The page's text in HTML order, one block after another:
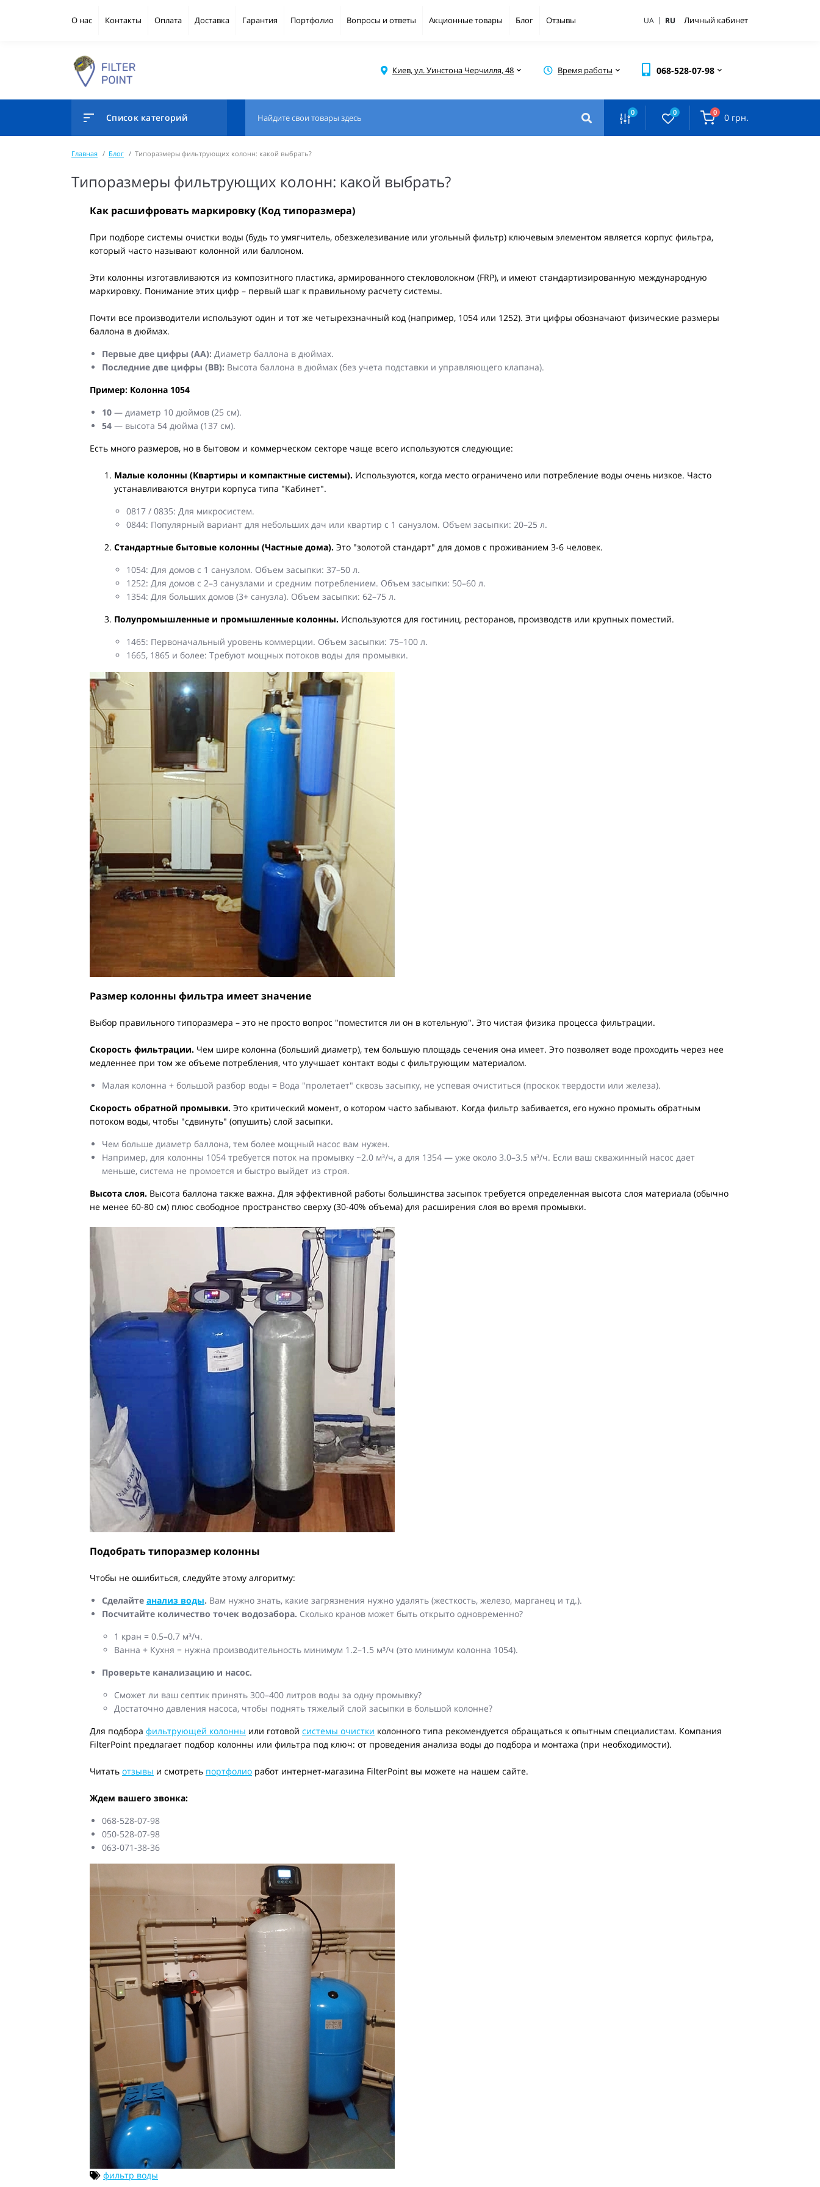
О нас Контакты Оплата Доставка Гарантия Портфолио Вопросы и ответы Акционные товары Блог Отзывы UA | RU Личный кабинет
Киев, ул. Уинстона Черчилля, 48 Время работы 068-528-07-98
Список категорий 0 0 0 0 грн.
Главная Блог Типоразмеры фильтрующих колонн: какой выбрать?
Типоразмеры фильтрующих колонн: какой выбрать?
Как расшифровать маркировку (Код типоразмера)
При подборе системы очистки воды (будь то умягчитель, обезжелезивание или угольный фильтр) ключевым элементом является корпус фильтра,
который часто называют колонной или баллоном.
Эти колонны изготавливаются из композитного пластика, армированного стекловолокном (FRP), и имеют стандартизированную международную
маркировку. Понимание этих цифр – первый шаг к правильному расчету системы.
Почти все производители используют один и тот же четырехзначный код (например, 1054 или 1252). Эти цифры обозначают физические размеры
баллона в дюймах.
Первые две цифры (AA): Диаметр баллона в дюймах.
Последние две цифры (BB): Высота баллона в дюймах (без учета подставки и управляющего клапана).
Пример: Колонна 1054
10 — диаметр 10 дюймов (25 см).
54 — высота 54 дюйма (137 см).
Есть много размеров, но в бытовом и коммерческом секторе чаще всего используются следующие:
Малые колонны (Квартиры и компактные системы). Используются, когда место ограничено или потребление воды очень низкое. Часто
устанавливаются внутри корпуса типа "Кабинет".
0817 / 0835: Для микросистем.
0844: Популярный вариант для небольших дач или квартир с 1 санузлом. Объем засыпки: 20–25 л.
Стандартные бытовые колонны (Частные дома). Это "золотой стандарт" для домов с проживанием 3-6 человек.
1054: Для домов с 1 санузлом. Объем засыпки: 37–50 л.
1252: Для домов с 2–3 санузлами и средним потреблением. Объем засыпки: 50–60 л.
1354: Для больших домов (3+ санузла). Объем засыпки: 62–75 л.
Полупромышленные и промышленные колонны. Используются для гостиниц, ресторанов, производств или крупных поместий.
1465: Первоначальный уровень коммерции. Объем засыпки: 75–100 л.
1665, 1865 и более: Требуют мощных потоков воды для промывки.
Размер колонны фильтра имеет значение
Выбор правильного типоразмера – это не просто вопрос "поместится ли он в котельную". Это чистая физика процесса фильтрации.
Скорость фильтрации. Чем шире колонна (больший диаметр), тем большую площадь сечения она имеет. Это позволяет воде проходить через нее
медленнее при том же объеме потребления, что улучшает контакт воды с фильтрующим материалом.
Малая колонна + большой разбор воды = Вода "пролетает" сквозь засыпку, не успевая очиститься (проскок твердости или железа).
Скорость обратной промывки. Это критический момент, о котором часто забывают. Когда фильтр забивается, его нужно промыть обратным
потоком воды, чтобы "сдвинуть" (опушить) слой засыпки.
Чем больше диаметр баллона, тем более мощный насос вам нужен.
Например, для колонны 1054 требуется поток на промывку ~2.0 м³/ч, а для 1354 — уже около 3.0–3.5 м³/ч. Если ваш скважинный насос дает
меньше, система не промоется и быстро выйдет из строя.
Высота слоя. Высота баллона также важна. Для эффективной работы большинства засыпок требуется определенная высота слоя материала (обычно
не менее 60-80 см) плюс свободное пространство сверху (30-40% объема) для расширения слоя во время промывки.
Подобрать типоразмер колонны
Чтобы не ошибиться, следуйте этому алгоритму:
Сделайте анализ воды. Вам нужно знать, какие загрязнения нужно удалять (жесткость, железо, марганец и тд.).
Посчитайте количество точек водозабора. Сколько кранов может быть открыто одновременно?
1 кран = 0.5–0.7 м³/ч.
Ванна + Кухня = нужна производительность минимум 1.2–1.5 м³/ч (это минимум колонна 1054).
Проверьте канализацию и насос.
Сможет ли ваш септик принять 300–400 литров воды за одну промывку?
Достаточно давления насоса, чтобы поднять тяжелый слой засыпки в большой колонне?
Для подбора фильтрующей колонны или готовой системы очистки колонного типа рекомендуется обращаться к опытным специалистам. Компания
FilterPoint предлагает подбор колонны или фильтра под ключ: от проведения анализа воды до подбора и монтажа (при необходимости).
Читать отзывы и смотреть портфолио работ интернет-магазина FilterPoint вы можете на нашем сайте.
Ждем вашего звонка:
068-528-07-98
050-528-07-98
063-071-38-36
фильтр воды